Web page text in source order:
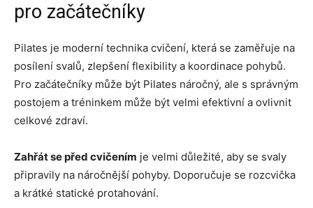
pro začátečníky
Pilates je moderní technika cvičení, která se zaměřuje na
posílení svalů, zlepšení flexibility a koordinace pohybů.
Pro začátečníky může být Pilates náročný, ale s správným
postojem a tréninkem může být velmi efektivní a ovlivnit
celkové zdraví.
Zahřát se před cvičením je velmi důležité, aby se svaly
připravily na náročnější pohyby. Doporučuje se rozcvička
a krátké statické protahování.